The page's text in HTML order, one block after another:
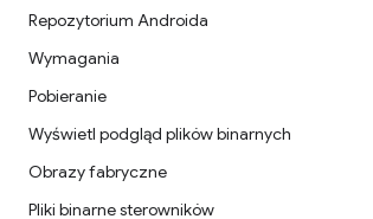
Repozytorium Androida
Wymagania
Pobieranie
Wyświetl podgląd plików binarnych
Obrazy fabryczne
Pliki binarne sterowników